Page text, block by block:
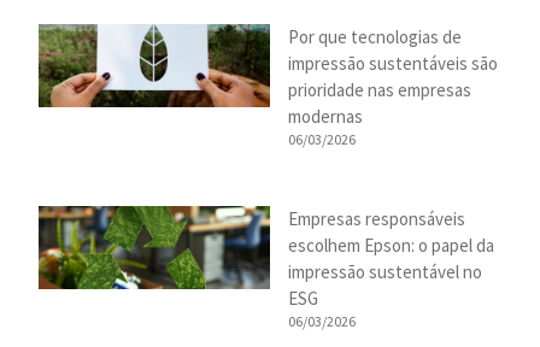
Por que tecnologias de
impressão sustentáveis são
prioridade nas empresas
modernas
06/03/2026
Empresas responsáveis
escolhem Epson: o papel da
impressão sustentável no
ESG
06/03/2026